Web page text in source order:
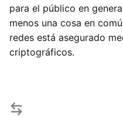
para el público en
menos una cosa en
redes está asegurado
criptográficos.